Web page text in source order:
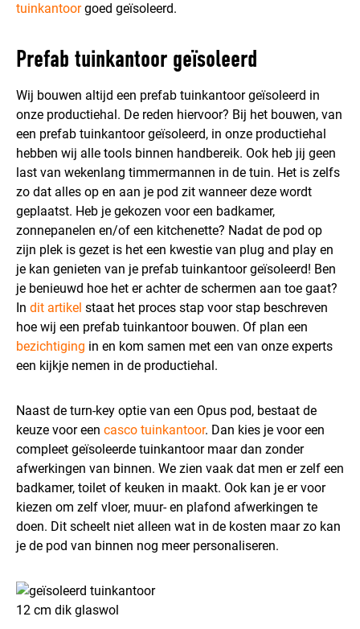
tuinkantoorgoed geïsoleerd.
Prefab tuinkantoor geïsoleerd
Wij bouwen altijd een prefab tuinkantoor geïsoleerd in
onze productiehal. De reden hiervoor? Bij het bouwen, van
een prefab tuinkantoor geïsoleerd, in onze productiehal
hebben wij alle tools binnen handbereik. Ook heb jij geen
last van wekenlang timmermannen in de tuin. Het is zelfs
zo dat alles op en aan je pod zit wanneer deze wordt
geplaatst. Heb je gekozen voor een badkamer,
zonnepanelen en/of een kitchenette? Nadat de pod op
zijn plek is gezet is het een kwestie van plug and play en
je kan genieten van je prefab tuinkantoor geïsoleerd! Ben
je benieuwd hoe het er achter de schermen aan toe gaat?
In dit artikel staat het proces stap voor stap beschreven
hoe wij een prefab tuinkantoor bouwen. Of plan een
bezichtiging in en kom samen met een van onze experts
een kijkje nemen in de productiehal.
Naast de turn-key optie van een Opus pod, bestaat de
keuze voor een casco tuinkantoor. Dan kies je voor een
compleet geïsoleerde tuinkantoor maar dan zonder
afwerkingen van binnen. We zien vaak dat men er zelf een
badkamer, toilet of keuken in maakt. Ook kan je er voor
kiezen om zelf vloer, muur- en plafond afwerkingen te
doen. Dit scheelt niet alleen wat in de kosten maar zo kan
je de pod van binnen nog meer personaliseren.
12 cm dik glaswol